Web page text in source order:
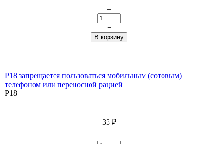
–
+
P18 запрещается пользоваться мобильным (сотовым)
телефоном или переносной рацией
P18
33 ₽
–